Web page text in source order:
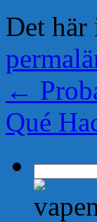
Det här
←
Qué
efter: